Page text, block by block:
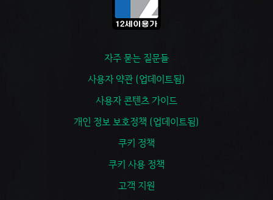
자주 묻는 질문들
사용자 약관 (업데이트됨)
사용자 콘텐츠 가이드
개인 정보 보호정책 (업데이트됨)
쿠키 정책
쿠키 사용 정책
고객 지원